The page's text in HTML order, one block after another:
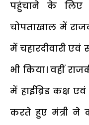
पहुंचाने के लिए
चोपताखाल में
में चहारदीवारी एवं
भी किया। वहीं
में हाईब्रिड कक्ष
करते हुए मंत्री